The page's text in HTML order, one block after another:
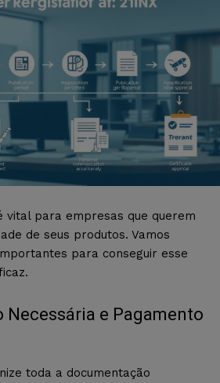
vital para empresas que querem
de seus produtos. Vamos
para conseguir esse
Necessária e Pagamento
toda a documentação